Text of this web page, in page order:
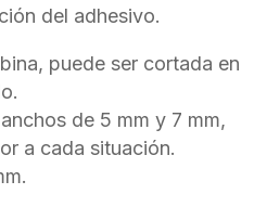
del adhesivo.
puede ser cortada en
de 5 mm y 7 mm,
a cada situación.